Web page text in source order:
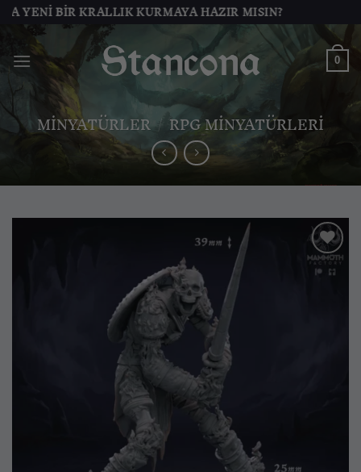
İçeriğe
atla
BIR KRALLIK KURMAYA HAZIR MISIN?
0
MINYATÜRLER / RPG MINYATÜRLERI
İstek
listesine